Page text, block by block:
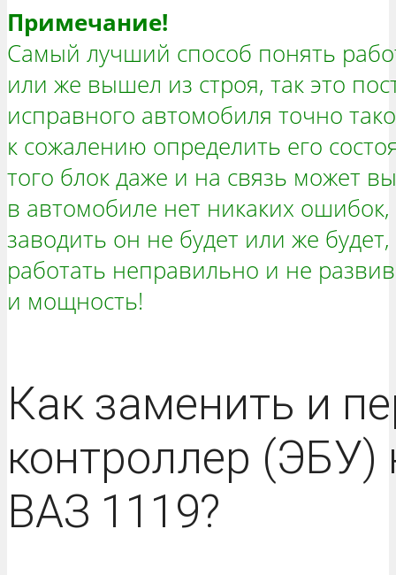
Примечание!
Самый лучший способ понять
или же вышел из строя, так это
исправного автомобиля точно
к сожалению определить его
того блок даже и на связь может
в автомобиле нет никаких
заводить он не будет или же
работать неправильно и не
и мощность!
Как заменить и
контроллер (ЭБУ)
ВАЗ 1119?